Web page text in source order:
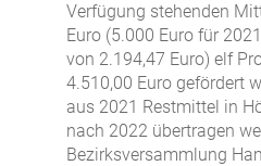
Verfügung stehenden
Euro (5.000 Euro für
von 2.194,47 Euro) elf
4.510,00 Euro gefördert
aus 2021 Restmittel in
nach 2022 übertragen
Bezirksversammlung